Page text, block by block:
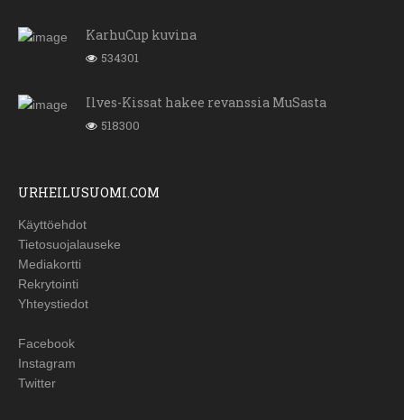
KarhuCup kuvina
534301
Ilves-Kissat hakee revanssia MuSasta
518300
URHEILUSUOMI.COM
Käyttöehdot
Tietosuojalauseke
Mediakortti
Rekrytointi
Yhteystiedot
Facebook
Instagram
Twitter